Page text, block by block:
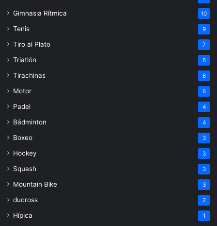
Gimnasia Rítmica 10
Tenis 9
Tiro al Plato 7
Triatlón 6
Tirachinas 6
Motor 6
Padel 4
Bádminton 4
Boxeo 3
Hockey 3
Squash 3
Mountain Bike 3
ducross 2
Hípica 1